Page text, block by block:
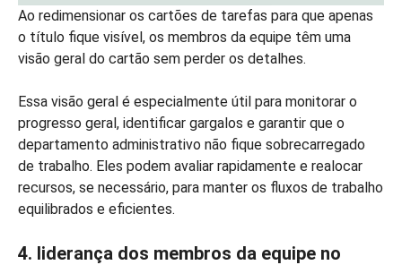
Ao redimensionar os cartões de tarefas para que apenas
o título fique visível, os membros da equipe têm uma
visão geral do cartão sem perder os detalhes.
Essa visão geral é especialmente útil para monitorar o
progresso geral, identificar gargalos e garantir que o
departamento administrativo não fique sobrecarregado
de trabalho. Eles podem avaliar rapidamente e realocar
recursos, se necessário, para manter os fluxos de trabalho
equilibrados e eficientes.
4. liderança dos membros da equipe no